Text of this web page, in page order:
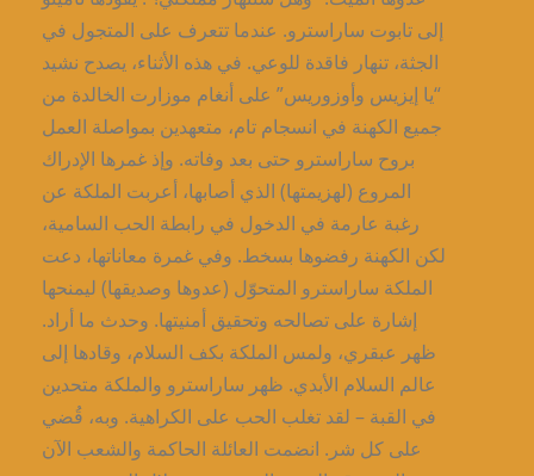
إلى تابوت ساراسترو. عندما تتعرف على المتجول في
الجثة، تنهار فاقدة للوعي. في هذه الأثناء، يصدح نشيد
“يا إيزيس وأوزوريس” على أنغام موزارت الخالدة من
جميع الكهنة في انسجام تام، متعهدين بمواصلة العمل
بروح ساراسترو حتى بعد وفاته. وإذ غمرها الإدراك
المروع (لهزيمتها) الذي أصابها، أعربت الملكة عن
رغبة عارمة في الدخول في رابطة الحب السامية،
لكن الكهنة رفضوها بسخط. وفي غمرة معاناتها، دعت
الملكة ساراسترو المتحوّل (عدوها وصديقها) ليمنحها
إشارة على تصالحه وتحقيق أمنيتها. وحدث ما أراد.
ظهر عبقري، ولمس الملكة بكف السلام، وقادها إلى
عالم السلام الأبدي. ظهر ساراسترو والملكة متحدين
في القبة – لقد تغلب الحب على الكراهية. وبه، قُضي
على كل شر. انضمت العائلة الحاكمة والشعب الآن